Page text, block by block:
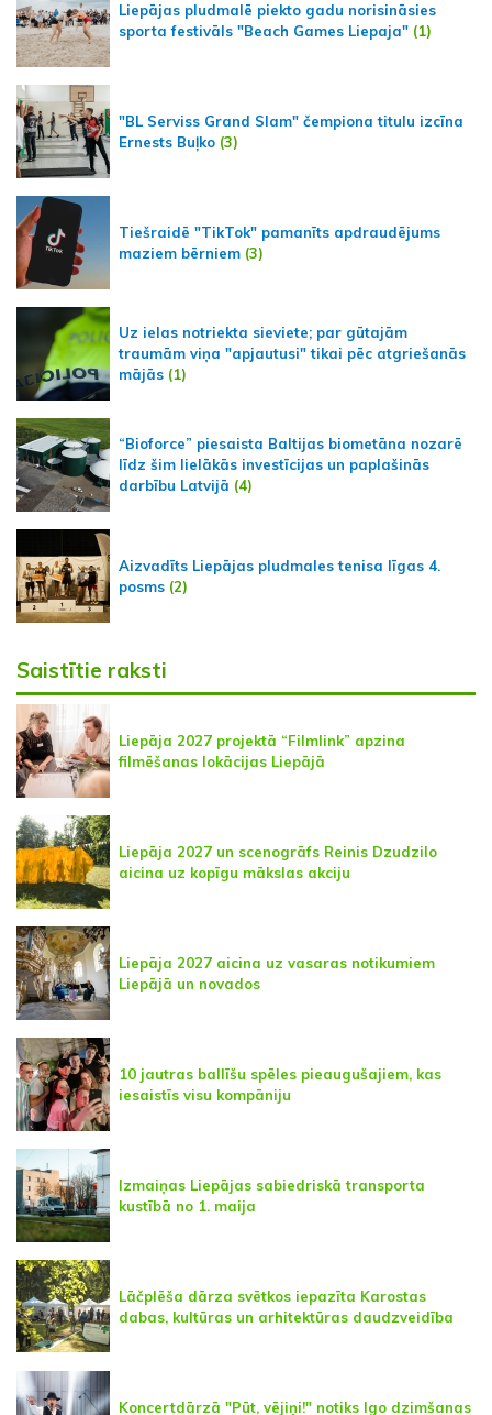
Liepājas pludmalē piekto gadu norisināsies
sporta festivāls "Beach Games Liepaja" (1)
"BL Serviss Grand Slam" čempiona titulu izcīna
Ernests Buļko (3)
Tiešraidē "TikTok" pamanīts apdraudējums
maziem bērniem (3)
Uz ielas notriekta sieviete; par gūtajām
traumām viņa "apjautusi" tikai pēc atgriešanās
mājās (1)
“Bioforce” piesaista Baltijas biometāna nozarē
līdz šim lielākās investīcijas un paplašinās
darbību Latvijā (4)
Aizvadīts Liepājas pludmales tenisa līgas 4.
posms (2)
Saistītie raksti
Liepāja 2027 projektā “Filmlink” apzina
filmēšanas lokācijas Liepājā
Liepāja 2027 un scenogrāfs Reinis Dzudzilo
aicina uz kopīgu mākslas akciju
Liepāja 2027 aicina uz vasaras notikumiem
Liepājā un novados
10 jautras ballīšu spēles pieaugušajiem, kas
iesaistīs visu kompāniju
Izmaiņas Liepājas sabiedriskā transporta
kustībā no 1. maija
Lāčplēša dārza svētkos iepazīta Karostas
dabas, kultūras un arhitektūras daudzveidība
Koncertdārzā "Pūt, vējiņi!" notiks Igo dzimšanas